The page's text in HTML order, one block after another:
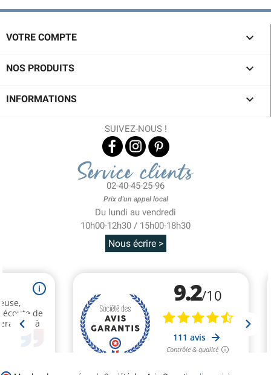
VOTRE COMPTE 
NOS PRODUITS 
INFORMATIONS 
SUIVEZ-NOUS !
Service clients
02-40-45-25-96
Prix d'un appel local
Du lundi au vendredi
10h00-12h30 / 15h00-18h30
Nous écrire >